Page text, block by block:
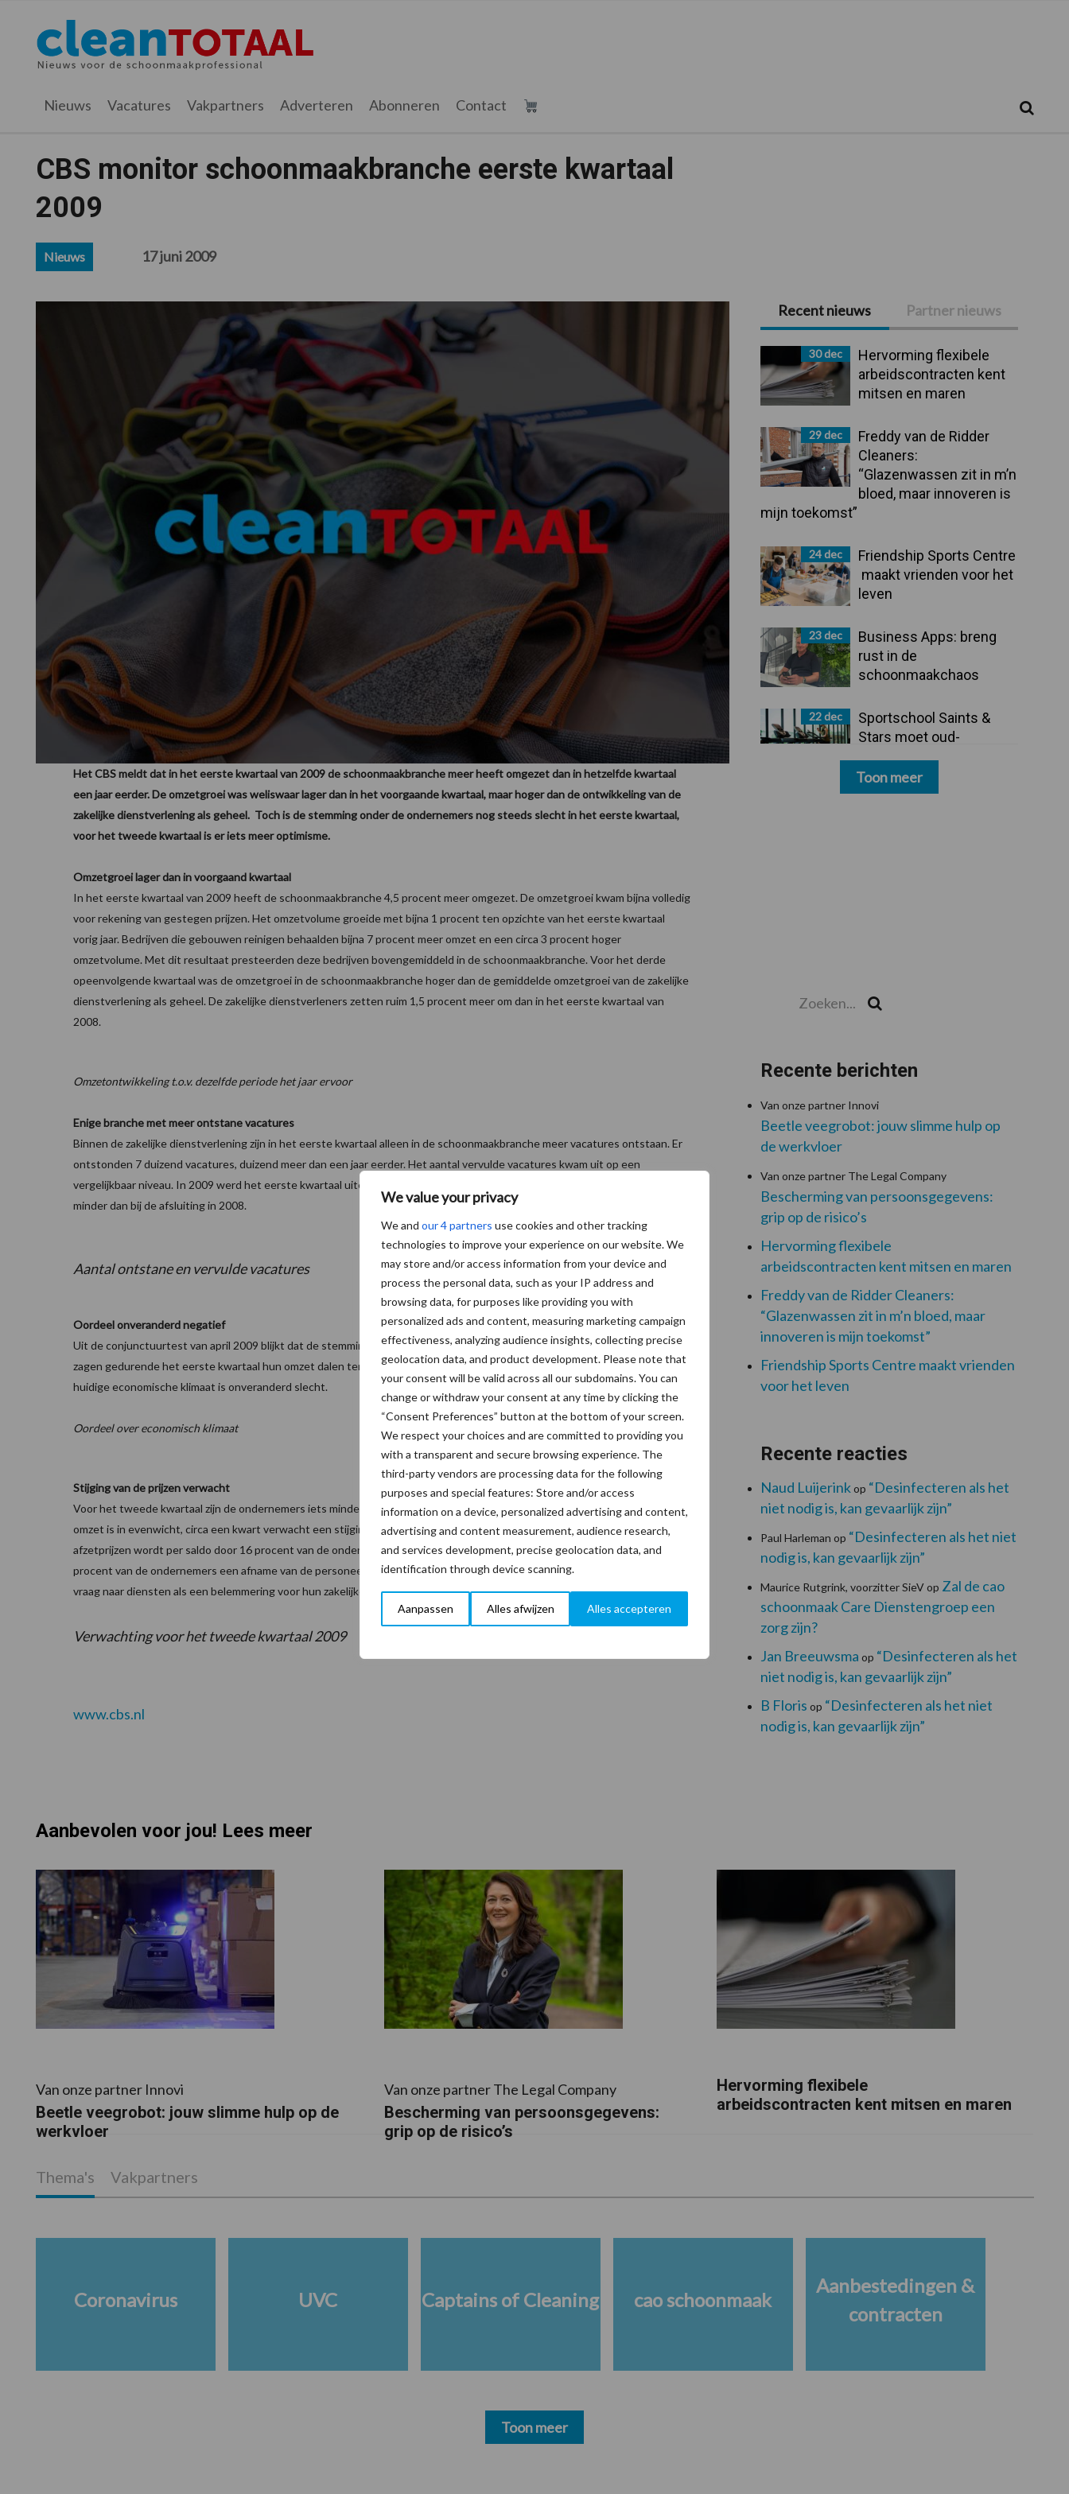
We value your privacy
We and our 4 partners use cookies and other tracking
technologies to improve your experience on our website. We
may store and/or access information from your device and
process the personal data, such as your IP address and
browsing data, for purposes like providing you with
personalized ads and content, measuring marketing campaign
effectiveness, analyzing audience insights, collecting precise
geolocation data, and product development. Please note that
your consent will be valid across all our subdomains. You can
change or withdraw your consent at any time by clicking the
“Consent Preferences” button at the bottom of your screen.
We respect your choices and are committed to providing you
with a transparent and secure browsing experience. The
third-party vendors are processing data for the following
purposes and special features: Store and/or access
information on a device, personalized advertising and content,
advertising and content measurement, audience research,
and services development, precise geolocation data, and
identification through device scanning.
Aanpassen Alles afwijzen Alles accepteren
hoofdnavigatie
hoofd
inhoud
eerste
sidebar
voettekst
Cleantotaal.nl
Het
laatste
voor
professionele
Nieuws Vacatures Vakpartners Adverteren Abonneren Contact
CBS monitor schoonmaakbranche eerste kwartaal
2009
Nieuws 17 juni 2009
Het CBS meldt dat in het eerste kwartaal van 2009 de schoonmaakbranche meer heeft omgezet dan in hetzelfde kwartaal
een jaar eerder. De omzetgroei was weliswaar lager dan in het voorgaande kwartaal, maar hoger dan de ontwikkeling van de
zakelijke dienstverlening als geheel. Toch is de stemming onder de ondernemers nog steeds slecht in het eerste kwartaal,
voor het tweede kwartaal is er iets meer optimisme.
Omzetgroei lager dan in voorgaand kwartaal
In het eerste kwartaal van 2009 heeft de schoonmaakbranche 4,5 procent meer omgezet. De omzetgroei kwam bijna volledig
voor rekening van gestegen prijzen. Het omzetvolume groeide met bijna 1 procent ten opzichte van het eerste kwartaal
vorig jaar. Bedrijven die gebouwen reinigen behaalden bijna 7 procent meer omzet en een circa 3 procent hoger
omzetvolume. Met dit resultaat presteerden deze bedrijven bovengemiddeld in de schoonmaakbranche. Voor het derde
opeenvolgende kwartaal was de omzetgroei in de schoonmaakbranche hoger dan de gemiddelde omzetgroei van de zakelijke
dienstverlening als geheel. De zakelijke dienstverleners zetten ruim 1,5 procent meer om dan in het eerste kwartaal van
2008.
Omzetontwikkeling t.o.v. dezelfde periode het jaar ervoor
Enige branche met meer ontstane vacatures
Binnen de zakelijke dienstverlening zijn in het eerste kwartaal alleen in de schoonmaakbranche meer vacatures ontstaan. Er
ontstonden 7 duizend vacatures, duizend meer dan een jaar eerder. Het aantal vervulde vacatures kwam uit op een
vergelijkbaar niveau. In 2009 werd het eerste kwartaal uiteindelijk afgesloten met 2 500 openstaande vacatures, ruim 500
minder dan bij de afsluiting in 2008.
Aantal ontstane en vervulde vacatures
Oordeel onveranderd negatief
Uit de conjunctuurtest van april 2009 blijkt dat de stemming onder de ondernemers nog steeds slecht is. De ondernemers
zagen gedurende het eerste kwartaal hun omzet dalen ten opzichte van het vierde kwartaal vorig jaar. Het oordeel over het
huidige economische klimaat is onveranderd slecht.
Oordeel over economisch klimaat
Stijging van de prijzen verwacht
Voor het tweede kwartaal zijn de ondernemers iets minder pessimistisch in hun verwachtingen. De verwachting van de
omzet is in evenwicht, circa een kwart verwacht een stijging en circa een kwart verwacht een daling. Een stijging van de
afzetprijzen wordt per saldo door 16 procent van de ondernemers in het tweede kwartaal verwacht. Per saldo voorziet 13
procent van de ondernemers een afname van de personeelssterkte. Van de ondernemers ervaart 42 procent onvoldoende
vraag naar diensten als een belemmering voor hun zakelijke activiteiten.
Verwachting voor het tweede kwartaal 2009
www.cbs.nl
Primaire
Sidebar
Recent nieuws Partner nieuws
30 dec
Hervorming flexibele
arbeidscontracten kent
mitsen en maren
29 dec
Freddy van de Ridder
Cleaners:
“Glazenwassen zit in m’n
bloed, maar innoveren is
mijn toekomst”
24 dec
Friendship Sports Centre
maakt vrienden voor het
leven
23 dec
Business Apps: breng
rust in de
schoonmaakchaos
22 dec
Sportschool Saints &
Stars moet oud-
betalen
Toon meer
Recente berichten
Van onze partner Innovi
Beetle veegrobot: jouw slimme hulp op
de werkvloer
Van onze partner The Legal Company
Bescherming van persoonsgegevens:
grip op de risico’s
Hervorming flexibele
arbeidscontracten kent mitsen en maren
Freddy van de Ridder Cleaners:
“Glazenwassen zit in m’n bloed, maar
innoveren is mijn toekomst”
Friendship Sports Centre maakt vrienden
voor het leven
Recente reacties
Naud Luijerinkop “Desinfecteren als het
niet nodig is, kan gevaarlijk zijn”
Paul Harleman op “Desinfecteren als het niet
nodig is, kan gevaarlijk zijn”
Maurice Rutgrink, voorzitter SieVop Zal de cao
schoonmaak Care Dienstengroep een
zorg zijn?
Jan Breeuwsma op “Desinfecteren als het
niet nodig is, kan gevaarlijk zijn”
B Floris op “Desinfecteren als het niet
nodig is, kan gevaarlijk zijn”
Aanbevolen voor jou! Lees meer
Van onze partner Innovi
Beetle veegrobot: jouw slimme hulp op de
werkvloer
Van onze partner The Legal Company
Bescherming van persoonsgegevens:
grip op de risico’s
Hervorming flexibele
arbeidscontracten kent mitsen en maren
Thema's Vakpartners
Coronavirus UVC Captains of Cleaning cao schoonmaak
Aanbestedingen &
contracten
Toon meer